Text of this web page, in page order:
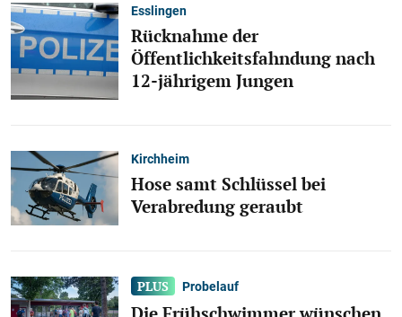
Esslingen
Rücknahme der
Öffentlichkeitsfahndung nach
12-jährigem Jungen
Kirchheim
Hose samt Schlüssel bei
Verabredung geraubt
Probelauf